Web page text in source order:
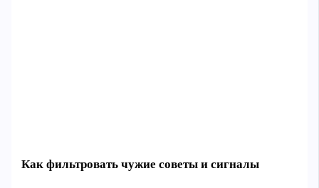
Как фильтровать чужие советы и сигналы